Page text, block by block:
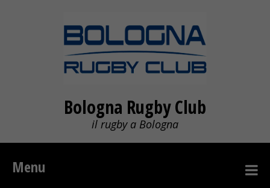
Bologna Rugby Club
il rugby a Bologna
Menu